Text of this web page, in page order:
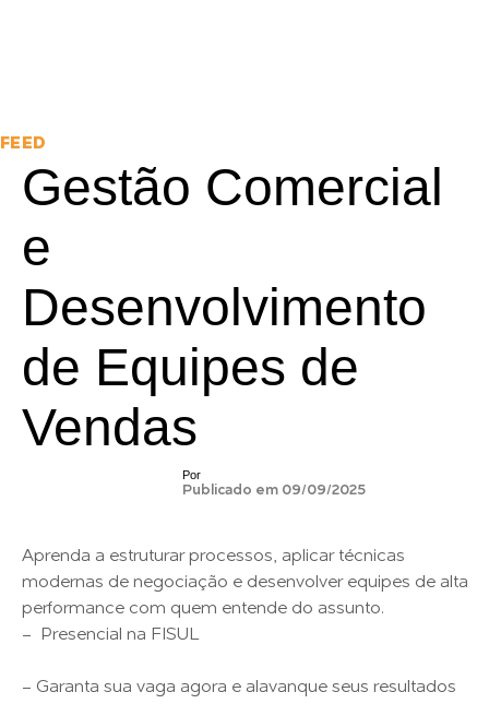
FEED
Gestão Comercial
e
Desenvolvimento
de Equipes de
Vendas
Por
Publicado em 09/09/2025
Aprenda a estruturar processos, aplicar técnicas
modernas de negociação e desenvolver equipes de alta
performance com quem entende do assunto.
- Presencial na FISUL
- Garanta sua vaga agora e alavanque seus resultados